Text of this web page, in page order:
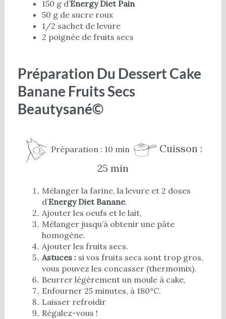
150 g d’Energy Diet Pain
50 g de sucre roux
1/2 sachet de levure
2 poignée de fruits secs
Préparation Du Dessert Cake
Banane Fruits Secs
Beautysané©
Préparation : 10 min
Cuisson :
25 min
Mélanger la farine, la levure et 2 doses
d’Energy Diet Banane.
Ajouter les oeufs et le lait,
Mélanger jusqu’à obtenir une pâte
homogène.
Ajouter les fruits secs.
Astuces :si vos fruits secs sont trop gros,
vous pouvez les concasser (thermomix).
Beurrer légèrement un moule à cake,
Enfourner 25 minutes, à 180°C.
Laisser refroidir
Régalez-vous !